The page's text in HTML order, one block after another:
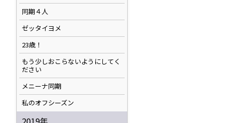
同期４人
ゼッタイヨメ
23歳！
もう少しおこらないようにしてく
ださい
メニーナ同期
私のオフシーズン